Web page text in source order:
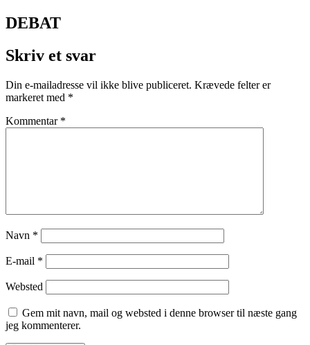
DEBAT
Skriv et svar
Din e-mailadresse vil ikke blive publiceret. Krævede felter er
markeret med *
Kommentar *
Navn *
E-mail *
Websted
Gem mit navn, mail og websted i denne browser til næste gang
jeg kommenterer.